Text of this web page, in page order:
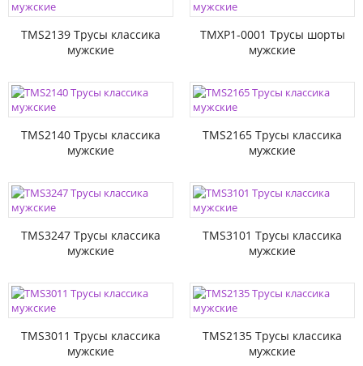
TMS2139 Трусы классика
мужские
TMXP1-0001 Трусы шорты
мужские
TMS2140 Трусы классика
мужские
TMS2165 Трусы классика
мужские
TMS3247 Трусы классика
мужские
TMS3101 Трусы классика
мужские
TMS3011 Трусы классика
мужские
TMS2135 Трусы классика
мужские